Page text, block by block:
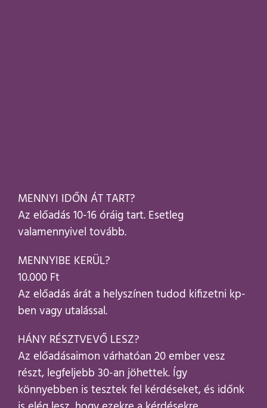
MENNYI IDŐN ÁT TART?
Az előadás 10-16 óráig tart. Esetleg
valamennyivel tovább.
MENNYIBE KERÜL?
10.000 Ft
Az előadás árát a helyszínen tudod kifizetni kp-
ben vagy utalással.
HÁNY RÉSZTVEVŐ LESZ?
Az előadásaimon várhatóan 20 ember vesz
részt, legfeljebb 30-an jöhettek. Így
könnyebben is tesztek fel kérdéseket, és időnk